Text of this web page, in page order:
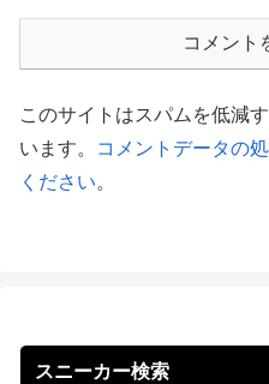
コメント
このサイトはスパムを低減
います。
コメントデータの
ください。
スニーカー検索